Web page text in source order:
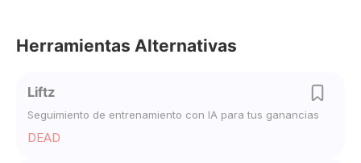
Herramientas Alternativas
Liftz
Seguimiento de entrenamiento con IA para tus ganancias
DEAD